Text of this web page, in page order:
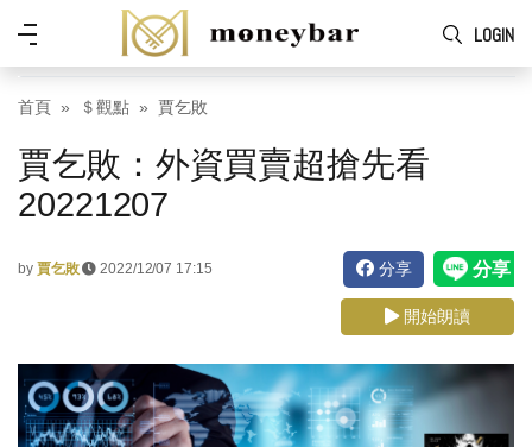
Skip to main content
LOGIN
功
能
表
首頁 ＄觀點 賈乞敗
賈乞敗：外資買賣超搶先看
20221207
by 賈乞敗 2022/12/07 17:15 分享
開始朗讀